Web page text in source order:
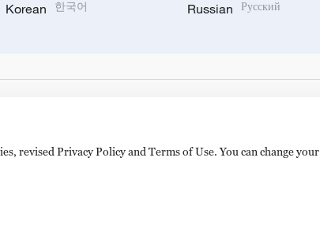
Korean 한국어 Russian Русский
revised Privacy Policy and Terms of Use. You can change your